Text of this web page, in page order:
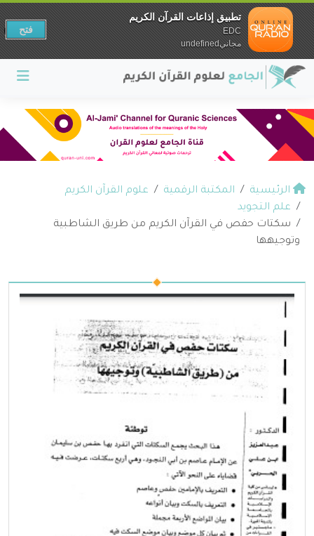
الرئيسية المكتبة الرقمية
علوم القرآن الكريم
علم التجويد
سكتات حفص في القرآن الكريم من طريق الشاطبية
وتوجيهها
تطبيق إذاعات القرآن الكريم
EDC
مجانيundefined
فتح